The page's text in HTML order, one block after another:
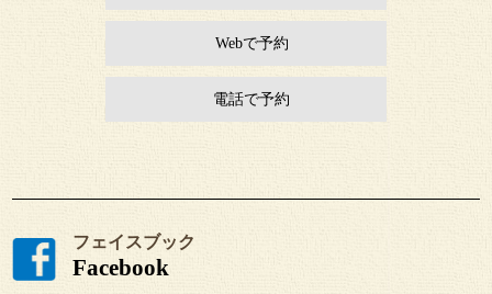
Webで予約
電話で予約
フェイスブック
Facebook